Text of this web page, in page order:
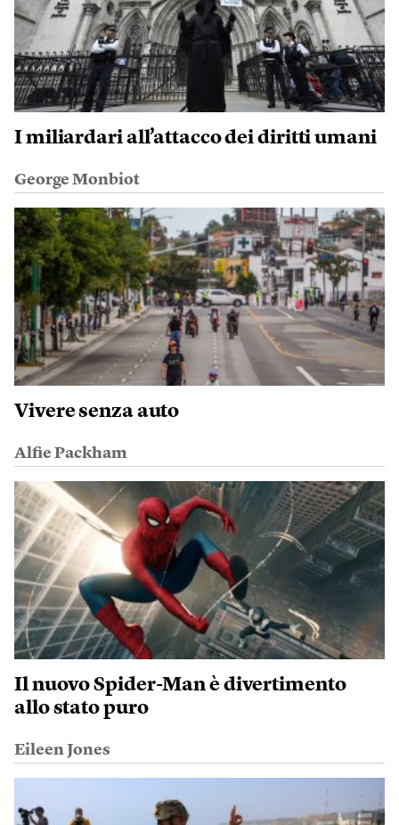
I miliardari all’attacco dei diritti umani
George Monbiot
Vivere senza auto
Alfie Packham
Il nuovo Spider-Man è divertimento
allo stato puro
Eileen Jones